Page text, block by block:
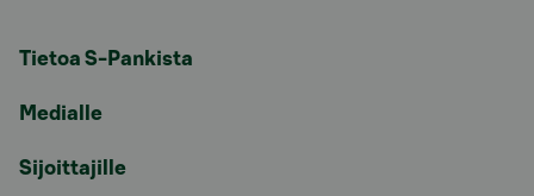
Tietoa S-Pankista
Medialle
Sijoittajille